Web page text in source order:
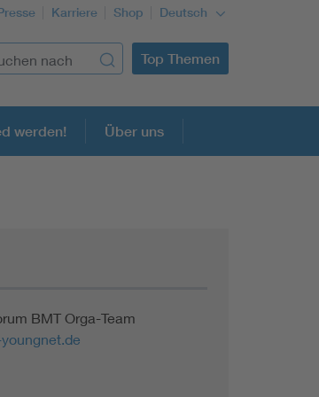
Karriere Shop Deutsch
Top Themen
Engineering
and communications technology ICT
werden! Über uns
BMT Orga-Team